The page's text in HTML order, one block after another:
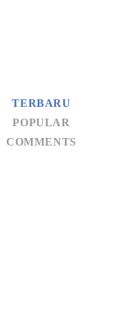
TERBARU
POPULAR
COMMENTS